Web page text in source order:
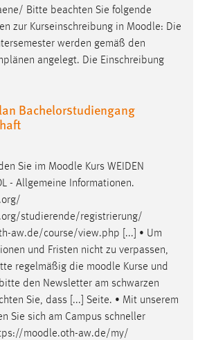
Bitte beachten Sie folgende
zur Kurseinschreibung in Moodle: Die
werden gemäß den
angelegt. Die Einschreibung
Bachelorstudiengang
Sie im Moodle Kurs WEIDEN
- Allgemeine Informationen.
studierende/registrierung/
aw.de/course/view.php [...] • Um
und Fristen nicht zu verpassen,
regelmäßig die moodle Kurse und
den Newsletter am schwarzen
Sie, dass [...] Seite. • Mit unserem
Sie sich am Campus schneller
moodle.oth-aw.de/my/